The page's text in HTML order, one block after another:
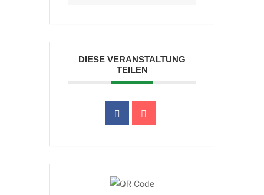
DIESE VERANSTALTUNG
TEILEN